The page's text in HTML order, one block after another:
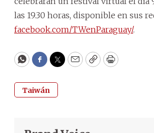
las 19.30 horas, disponible en sus
facebook.com/TWenParaguay/.
WhatsApp
Facebook
Twitter
EmailCopyPrint
Taiwán